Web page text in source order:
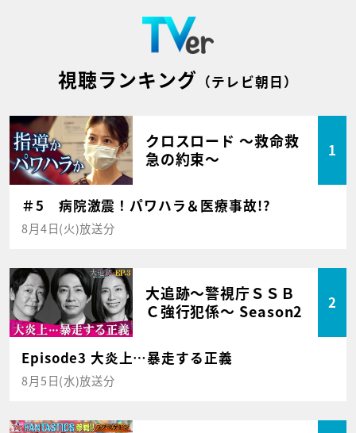
視聴ランキング （テレビ朝日）
クロスロード ～救命救
急の約束～
1
＃5 病院激震！パワハラ＆医療事故!?
8月4日(火)放送分
大追跡～警視庁ＳＳＢ
Ｃ強行犯係～ Season2
2
Episode3 大炎上…暴走する正義
8月5日(水)放送分